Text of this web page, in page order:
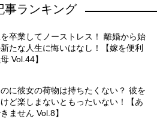
事ランキング
卒業してノーストレス！ 離婚から始
たな人生に悔いはなし！【嫁を便利
Vol.44】
に彼女の荷物は持ちたくない？ 彼を
ど楽しまないともったいない！【あ
ません Vol.8】